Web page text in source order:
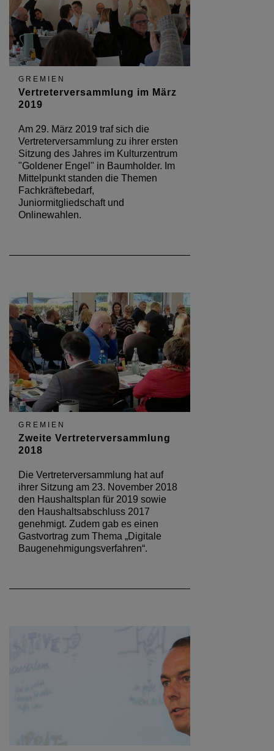
GREMIEN
Vertreterversammlung im März
2019
Am 29. März 2019 traf sich die
Vertreterversammlung zu ihrer ersten
Sitzung des Jahres im Kulturzentrum
"Goldener Engel" in Baumholder. Im
Mittelpunkt standen die Themen
Fachkräftebedarf,
Juniormitgliedschaft und
Onlinewahlen.
GREMIEN
Zweite Vertreterversammlung
2018
Die Vertreterversammlung hat auf
ihrer Sitzung am 23. November 2018
den Haushaltsplan für 2019 sowie
den Haushaltsabschluss 2017
genehmigt. Zudem gab es einen
Gastvortrag zum Thema „Digitale
Baugenehmigungsverfahren“.